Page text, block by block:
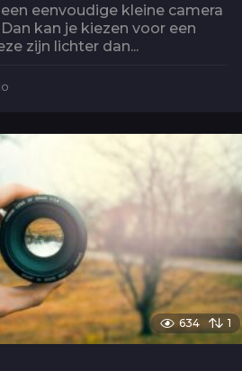
eenvoudige kleine camera
kan je kiezen voor een
zijn lichter dan...
a
g
o
634 1